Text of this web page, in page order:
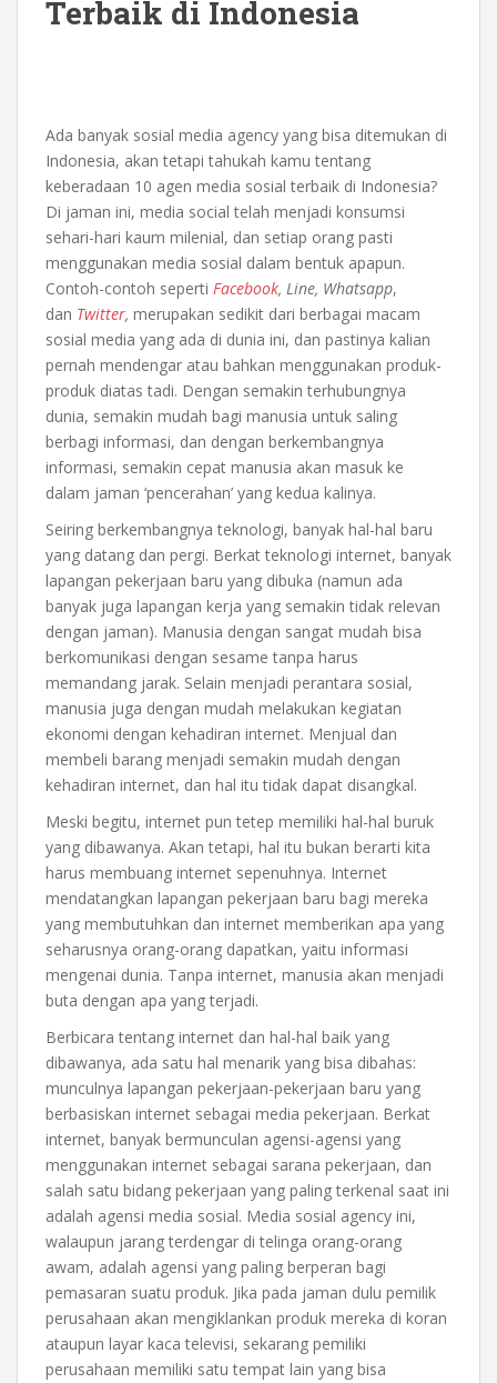
Terbaik di Indonesia
Ada banyak sosial media agency yang bisa ditemukan di
Indonesia, akan tetapi tahukah kamu tentang
keberadaan 10 agen media sosial terbaik di Indonesia?
Di jaman ini, media social telah menjadi konsumsi
sehari-hari kaum milenial, dan setiap orang pasti
menggunakan media sosial dalam bentuk apapun.
Contoh-contoh seperti Facebook, Line, Whatsapp,
dan Twitter, merupakan sedikit dari berbagai macam
sosial media yang ada di dunia ini, dan pastinya kalian
pernah mendengar atau bahkan menggunakan produk-
produk diatas tadi. Dengan semakin terhubungnya
dunia, semakin mudah bagi manusia untuk saling
berbagi informasi, dan dengan berkembangnya
informasi, semakin cepat manusia akan masuk ke
dalam jaman ‘pencerahan’ yang kedua kalinya.
Seiring berkembangnya teknologi, banyak hal-hal baru
yang datang dan pergi. Berkat teknologi internet, banyak
lapangan pekerjaan baru yang dibuka (namun ada
banyak juga lapangan kerja yang semakin tidak relevan
dengan jaman). Manusia dengan sangat mudah bisa
berkomunikasi dengan sesame tanpa harus
memandang jarak. Selain menjadi perantara sosial,
manusia juga dengan mudah melakukan kegiatan
ekonomi dengan kehadiran internet. Menjual dan
membeli barang menjadi semakin mudah dengan
kehadiran internet, dan hal itu tidak dapat disangkal.
Meski begitu, internet pun tetep memiliki hal-hal buruk
yang dibawanya. Akan tetapi, hal itu bukan berarti kita
harus membuang internet sepenuhnya. Internet
mendatangkan lapangan pekerjaan baru bagi mereka
yang membutuhkan dan internet memberikan apa yang
seharusnya orang-orang dapatkan, yaitu informasi
mengenai dunia. Tanpa internet, manusia akan menjadi
buta dengan apa yang terjadi.
Berbicara tentang internet dan hal-hal baik yang
dibawanya, ada satu hal menarik yang bisa dibahas:
munculnya lapangan pekerjaan-pekerjaan baru yang
berbasiskan internet sebagai media pekerjaan. Berkat
internet, banyak bermunculan agensi-agensi yang
menggunakan internet sebagai sarana pekerjaan, dan
salah satu bidang pekerjaan yang paling terkenal saat ini
adalah agensi media sosial. Media sosial agency ini,
walaupun jarang terdengar di telinga orang-orang
awam, adalah agensi yang paling berperan bagi
pemasaran suatu produk. Jika pada jaman dulu pemilik
perusahaan akan mengiklankan produk mereka di koran
ataupun layar kaca televisi, sekarang pemiliki
perusahaan memiliki satu tempat lain yang bisa